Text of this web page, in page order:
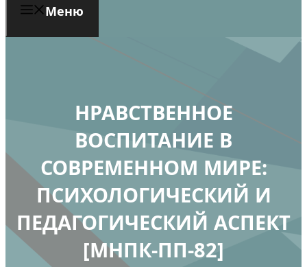
Меню
НРАВСТВЕННОЕ
ВОСПИТАНИЕ В
СОВРЕМЕННОМ МИРЕ:
ПСИХОЛОГИЧЕСКИЙ И
ПЕДАГОГИЧЕСКИЙ АСПЕКТ
[МНПК-ПП-82]